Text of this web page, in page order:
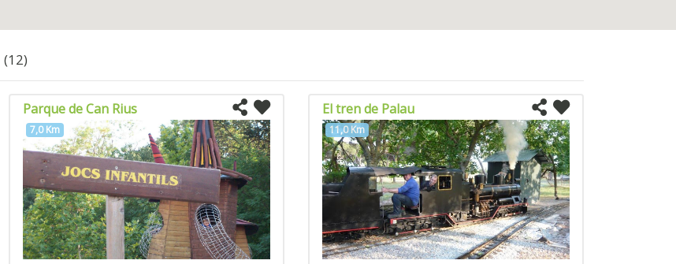
(12)
Parque de Can Rius
7,0 Km
El tren de Palau
11,0 Km